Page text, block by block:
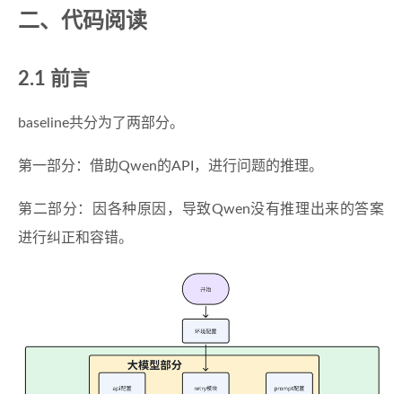
二、代码阅读
2.1 前言
baseline共分为了两部分。
第一部分：借助Qwen的API，进行问题的推理。
第二部分：因各种原因，导致Qwen没有推理出来的答案
进行纠正和容错。